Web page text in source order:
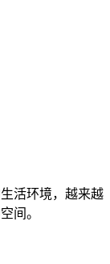
活环境，越来越
间。